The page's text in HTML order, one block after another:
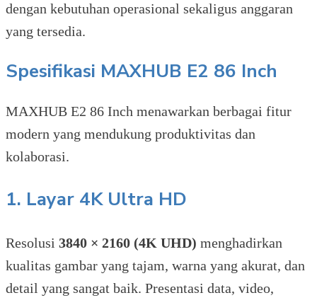
dengan kebutuhan operasional sekaligus anggaran
yang tersedia.
Spesifikasi MAXHUB E2 86 Inch
MAXHUB E2 86 Inch menawarkan berbagai fitur
modern yang mendukung produktivitas dan
kolaborasi.
1. Layar 4K Ultra HD
Resolusi 3840 × 2160 (4K UHD) menghadirkan
kualitas gambar yang tajam, warna yang akurat, dan
detail yang sangat baik. Presentasi data, video,